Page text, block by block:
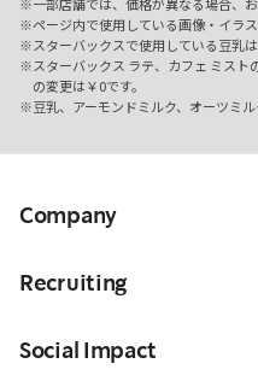
ページ内で使用している画像・イラ
スターバックスで使用している豆乳
スターバックス ラテ、カフェ ミス
の変更は￥0です。
豆乳、アーモンドミルク、オーツミ
Company
Recruiting
Social Impact